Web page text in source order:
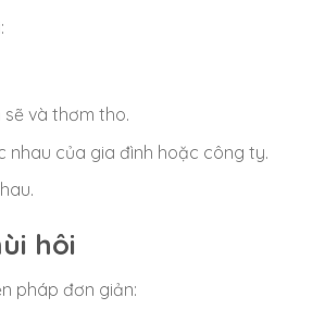
và thơm tho.
nhau của gia đình hoặc công ty.
hôi
pháp đơn giản: